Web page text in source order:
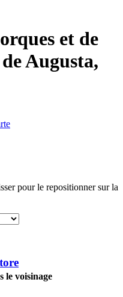
et de
Augusta,
pour le repositionner sur la
le voisinage